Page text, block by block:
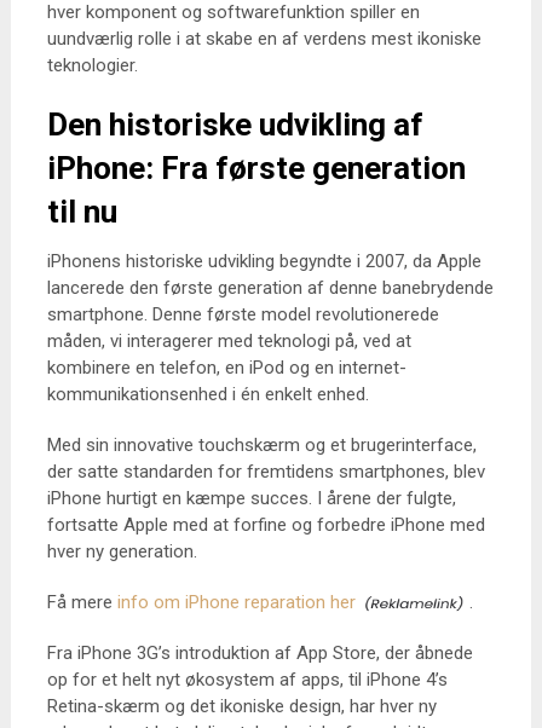
hver komponent og softwarefunktion spiller en
uundværlig rolle i at skabe en af verdens mest ikoniske
teknologier.
Den historiske udvikling af
iPhone: Fra første generation
til nu
iPhonens historiske udvikling begyndte i 2007, da Apple
lancerede den første generation af denne banebrydende
smartphone. Denne første model revolutionerede
måden, vi interagerer med teknologi på, ved at
kombinere en telefon, en iPod og en internet-
kommunikationsenhed i én enkelt enhed.
Med sin innovative touchskærm og et brugerinterface,
der satte standarden for fremtidens smartphones, blev
iPhone hurtigt en kæmpe succes. I årene der fulgte,
fortsatte Apple med at forfine og forbedre iPhone med
hver ny generation.
Få mere info om iPhone reparation her .
Fra iPhone 3G’s introduktion af App Store, der åbnede
op for et helt nyt økosystem af apps, til iPhone 4’s
Retina-skærm og det ikoniske design, har hver ny